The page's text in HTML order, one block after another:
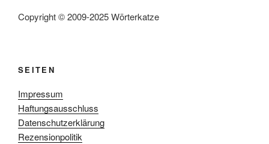
Copyright © 2009-2025 Wörterkatze
SEITEN
Impressum
Haftungsausschluss
Datenschutzerklärung
Rezensionpolitik